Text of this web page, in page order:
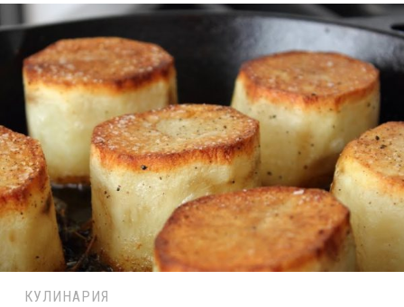
КУЛИНАРИЯ